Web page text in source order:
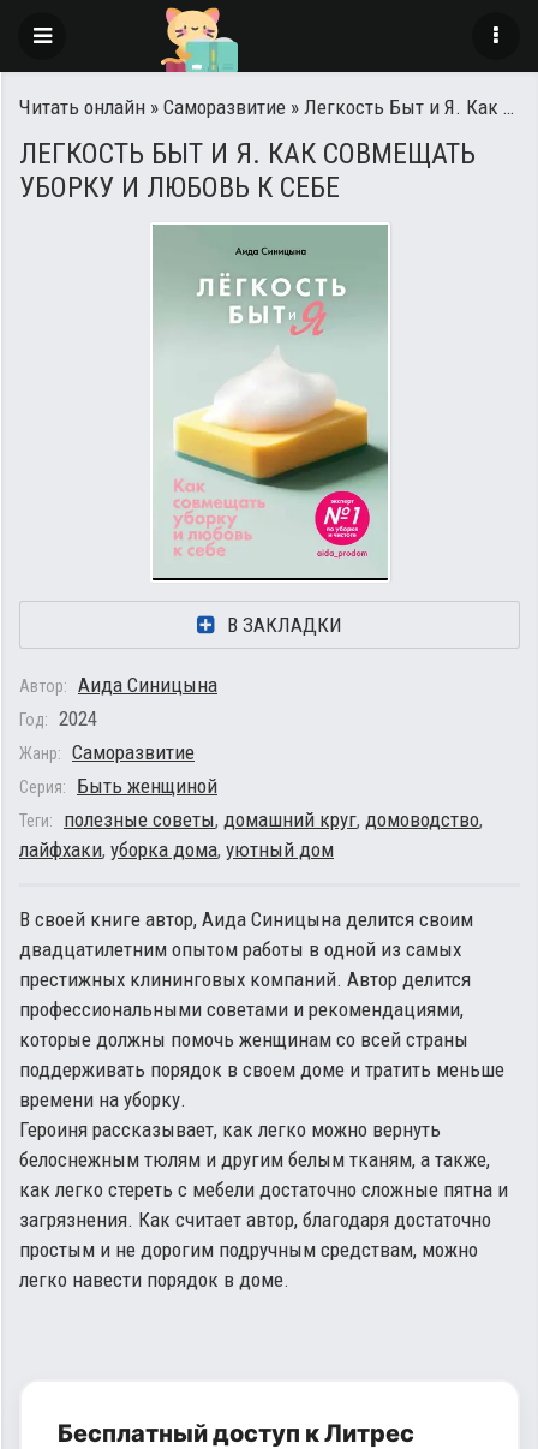
Читать онлайн » Саморазвитие » Легкость Быт и Я. Как совмещать уборку и любовь к себе
ЛЕГКОСТЬ БЫТ И Я. КАК СОВМЕЩАТЬ
УБОРКУ И ЛЮБОВЬ К СЕБЕ
В ЗАКЛАДКИ
Автор: Аида Синицына
Год: 2024
Жанр: Саморазвитие
Серия: Быть женщиной
Теги: полезные советы, домашний круг, домоводство,
лайфхаки, уборка дома, уютный дом
В своей книге автор, Аида Синицына делится своим
двадцатилетним опытом работы в одной из самых
престижных клининговых компаний. Автор делится
профессиональными советами и рекомендациями,
которые должны помочь женщинам со всей страны
поддерживать порядок в своем доме и тратить меньше
времени на уборку.
Героиня рассказывает, как легко можно вернуть
белоснежным тюлям и другим белым тканям, а также,
как легко стереть с мебели достаточно сложные пятна и
загрязнения. Как считает автор, благодаря достаточно
простым и не дорогим подручным средствам, можно
легко навести порядок в доме.
Бесплатный доступ к Литрес